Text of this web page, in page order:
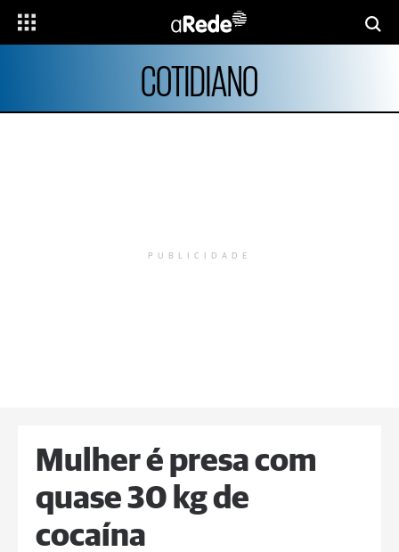
COTIDIANO
PUBLICIDADE
Mulher é presa com
quase 30 kg de
cocaína